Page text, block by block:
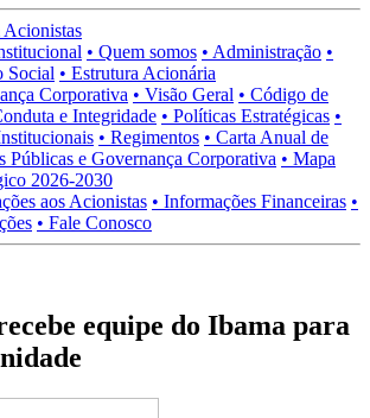
Acionistas
• Quem somos • Administração •
Social • Estrutura Acionária
Corporativa • Visão Geral • Código de
e Integridade • Políticas Estratégicas •
• Regimentos • Carta Anual de
Públicas e Governança Corporativa • Mapa
2026-2030
aos Acionistas • Informações Financeiras •
• Fale Conosco
equipe do Ibama para